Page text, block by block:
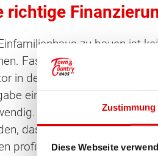
Zustimmung
Diese Webseite
richtige
zu bauen ist
Fast jeder finanziert sich
in der Planung. Viele
eines guten Baupartners
Eine gute
dass keine
profitieren.
Wonach